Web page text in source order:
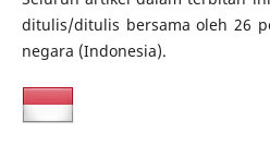
ditulis/ditulis bersama oleh 26
negara (Indonesia).